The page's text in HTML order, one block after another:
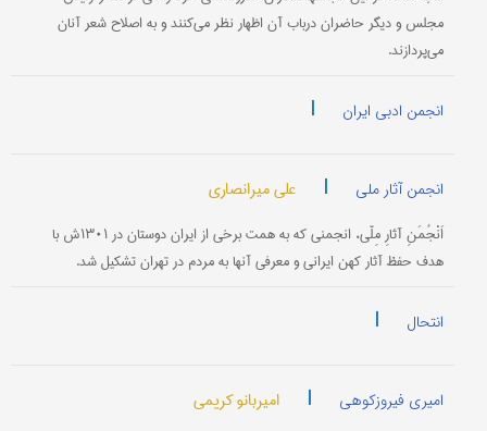
مجلس و دیگر حاضران درباب آن اظهار نظر می‌كنند و به اصلاح شعر آنان
می‌پردازند.
انجمن ادبی ایران |
انجمن آثار ملی | علی میرانصاری
اَنْجُمَنِ آثارِ مِلّی، انجمنی كه به همت برخی از ایران دوستان در ۱۳۰۱ش با
هدف حفظ آثار كهن ایرانی و معرفی آنها به مردم در تهران تشكیل شد.
انتحال |
امیری فیروزکوهی | امیربانو کریمی